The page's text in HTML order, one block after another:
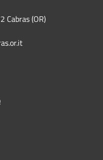
Cabras (OR)